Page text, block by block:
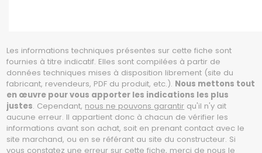
Les informations techniques présentes sur cette fiche sont
fournies à titre indicatif. Elles sont compilées à partir de
données techniques mises à disposition librement (site du
fabricant, revendeurs, PDF du produit, etc.). Nous mettons tout
en œuvre pour vous apporter les indications les plus
justes. Cependant, nous ne pouvons garantir qu'il n'y ait
aucune erreur. Il appartient donc à chacun de vérifier les
informations avant son achat, soit en prenant contact avec le
site marchand, ou en se référant au site du constructeur. Si
vous constatez une erreur sur cette fiche, merci de nous le